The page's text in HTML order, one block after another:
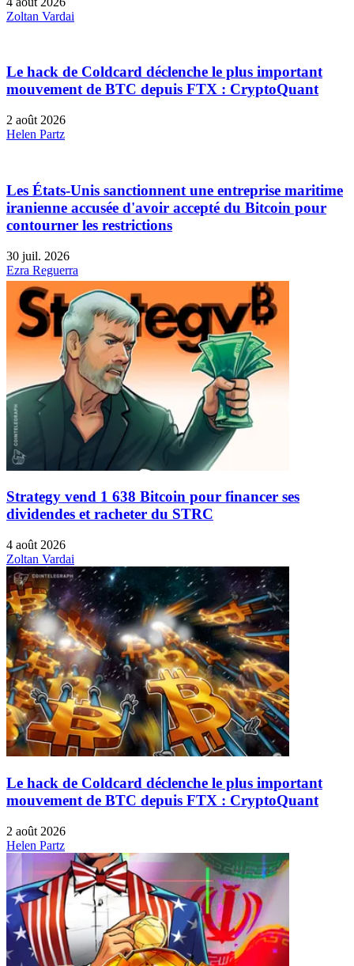
Zoltan Vardai
Le hack de Coldcard déclenche le plus important
mouvement de BTC depuis FTX : CryptoQuant
2 août 2026
Helen Partz
Les États-Unis sanctionnent une entreprise maritime
iranienne accusée d'avoir accepté du Bitcoin pour
contourner les restrictions
30 juil. 2026
Ezra Reguerra
Strategy vend 1 638 Bitcoin pour financer ses
dividendes et racheter du STRC
4 août 2026
Zoltan Vardai
Le hack de Coldcard déclenche le plus important
mouvement de BTC depuis FTX : CryptoQuant
2 août 2026
Helen Partz